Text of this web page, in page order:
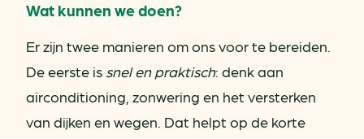
Wat kunnen we doen?
Er zijn twee manieren om ons voor te bereiden.
De eerste is snel en praktisch: denk aan
airconditioning, zonwering en het versterken
van dijken en wegen. Dat helpt op de korte